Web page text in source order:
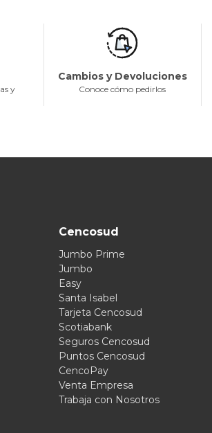
y
Cambios y Devoluciones
Conoce cómo pedirlos
Cencosud
Jumbo Prime
Jumbo
Easy
Santa Isabel
Tarjeta Cencosud
Scotiabank
Seguros Cencosud
Puntos Cencosud
CencoPay
Venta Empresa
Trabaja con Nosotros